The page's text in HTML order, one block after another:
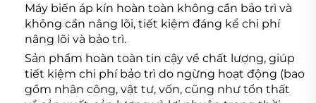
Máy biến áp kín hoàn toàn không cần bảo trì và
không cần nâng lõi, tiết kiệm đáng kể chi phí
nâng lõi và bảo trì.
Sản phẩm hoàn toàn tin cậy về chất lượng, giúp
tiết kiệm chi phí bảo trì do ngừng hoạt động (bao
gồm nhân công, vật tư, vốn, cũng như tổn thất